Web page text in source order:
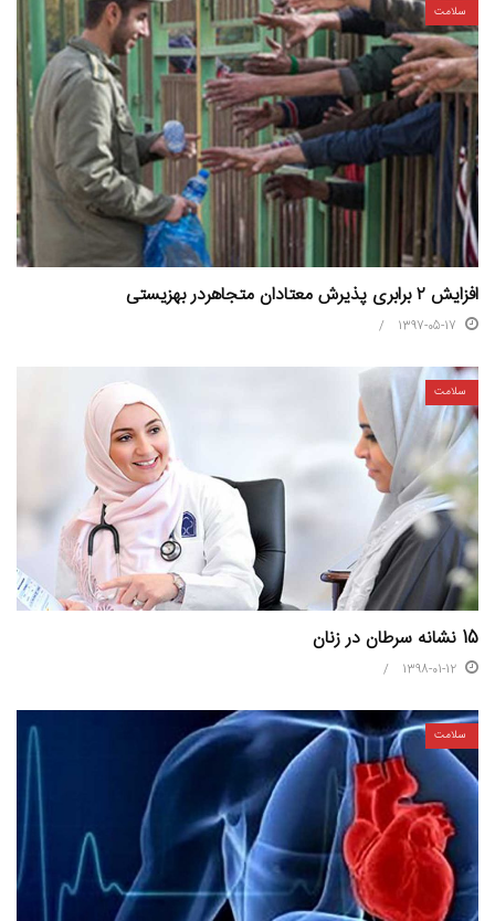
سلامت
افزایش ۲ برابری پذیرش معتادان متجاهردر بهزیستی
1397-05-17
سلامت
15 نشانه سرطان در زنان
1398-01-12
سلامت